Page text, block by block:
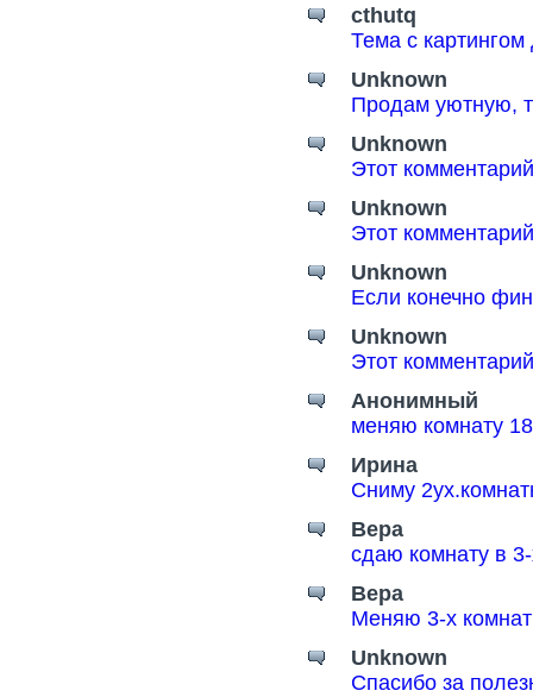
cthutq
Тема с
Unknown
Продам уютную,
Unknown
Этот
Unknown
Этот
Unknown
Если конечно
Unknown
Этот
Анонимный
меняю комнату
Ирина
Сниму
Вера
сдаю комнату в
Вера
Меняю 3-х
Unknown
Спасибо за